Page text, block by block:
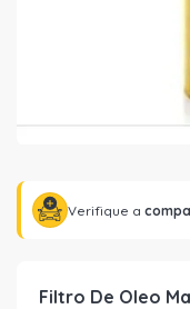
Verifique a
Filtro De Oleo